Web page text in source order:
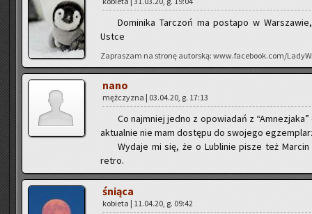
Do­mi­ni­ka Tar­czoń ma po­sta­po w
Ustce
Za­pra­szam na stro­nę au­tor­ską: www.facebook.com/
nano
męż­czy­zna | 03.04.20, g. 17:13
Co naj­mniej jedno z opo­wia­dań z
ak­tu­al­nie nie mam do­stę­pu do swo­je­go
Wy­da­je mi się, że o Lu­bli­nie pisze też
retro.
śnią­ca
ko­bie­ta | 11.04.20, g. 09:42